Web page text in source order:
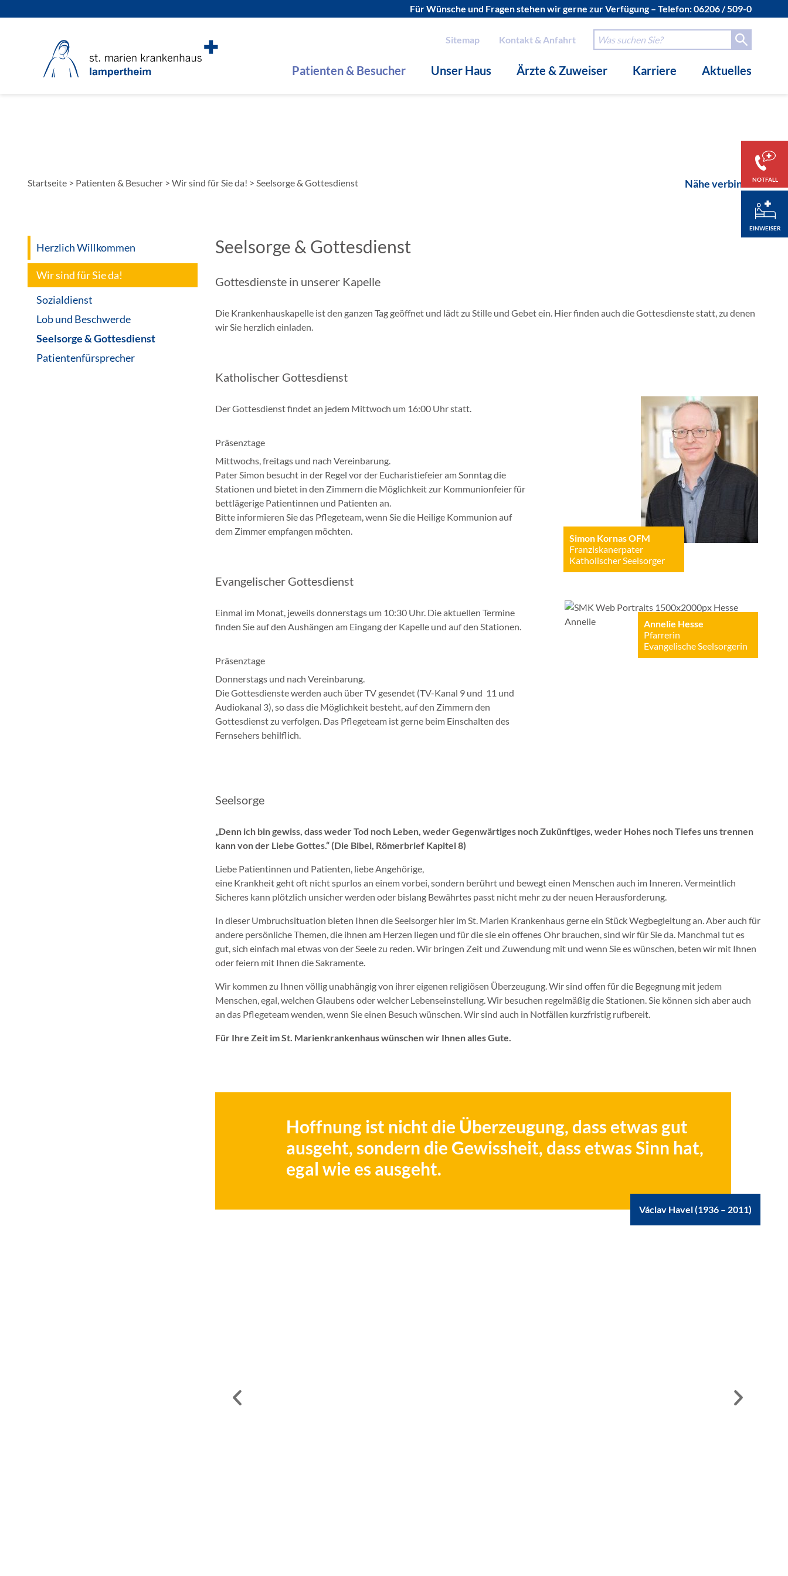
Für Wünsche und Fragen stehen wir gerne zur Verfügung – Telefon:06206 / 509-0
Sitemap Kontakt & Anfahrt
Patienten & Besucher Unser Haus Ärzte & Zuweiser Karriere Aktuelles
Startseite > Patienten & Besucher > Wir sind für Sie da! > Seelsorge & Gottesdienst Nähe verbindet.
Herzlich Willkommen
Wir sind für Sie da!
Sozialdienst
Lob und Beschwerde
Seelsorge & Gottesdienst
Patientenfürsprecher
Seelsorge & Gottesdienst
Gottesdienste in unserer Kapelle
Die Krankenhauskapelle ist den ganzen Tag geöffnet und lädt zu Stille und Gebet ein. Hier finden auch die Gottesdienste statt, zu denen
wir Sie herzlich einladen.
Katholischer Gottesdienst
Der Gottesdienst findet an jedem Mittwoch um 16:00 Uhr statt.
Präsenztage
Mittwochs, freitags und nach Vereinbarung.
Pater Simon besucht in der Regel vor der Eucharistiefeier am Sonntag die
Stationen und bietet in den Zimmern die Möglichkeit zur Kommunionfeier für
bettlägerige Patientinnen und Patienten an.
Bitte informieren Sie das Pflegeteam, wenn Sie die Heilige Kommunion auf
dem Zimmer empfangen möchten.
Simon Kornas OFM
Franziskanerpater
Katholischer Seelsorger
Evangelischer Gottesdienst
Einmal im Monat, jeweils donnerstags um 10:30 Uhr. Die aktuellen Termine
finden Sie auf den Aushängen am Eingang der Kapelle und auf den Stationen.
Präsenztage
Donnerstags und nach Vereinbarung.
Die Gottesdienste werden auch über TV gesendet (TV-Kanal 9 und 11 und
Audiokanal 3), so dass die Möglichkeit besteht, auf den Zimmern den
Gottesdienst zu verfolgen. Das Pflegeteam ist gerne beim Einschalten des
Fernsehers behilflich.
Annelie Hesse
Pfarrerin
Evangelische Seelsorgerin
Seelsorge
„Denn ich bin gewiss, dass weder Tod noch Leben, weder Gegenwärtiges noch Zukünftiges, weder Hohes noch Tiefes uns trennen
kann von der Liebe Gottes.“ (Die Bibel, Römerbrief Kapitel 8)
Liebe Patientinnen und Patienten, liebe Angehörige,
eine Krankheit geht oft nicht spurlos an einem vorbei, sondern berührt und bewegt einen Menschen auch im Inneren. Vermeintlich
Sicheres kann plötzlich unsicher werden oder bislang Bewährtes passt nicht mehr zu der neuen Herausforderung.
In dieser Umbruchsituation bieten Ihnen die Seelsorger hier im St. Marien Krankenhaus gerne ein Stück Wegbegleitung an. Aber auch für
andere persönliche Themen, die ihnen am Herzen liegen und für die sie ein offenes Ohr brauchen, sind wir für Sie da. Manchmal tut es
gut, sich einfach mal etwas von der Seele zu reden. Wir bringen Zeit und Zuwendung mit und wenn Sie es wünschen, beten wir mit Ihnen
oder feiern mit Ihnen die Sakramente.
Wir kommen zu Ihnen völlig unabhängig von ihrer eigenen religiösen Überzeugung. Wir sind offen für die Begegnung mit jedem
Menschen, egal, welchen Glaubens oder welcher Lebenseinstellung. Wir besuchen regelmäßig die Stationen. Sie können sich aber auch
an das Pflegeteam wenden, wenn Sie einen Besuch wünschen. Wir sind auch in Notfällen kurzfristig rufbereit.
Für Ihre Zeit im St. Marienkrankenhaus wünschen wir Ihnen alles Gute.
Hoffnung ist nicht die Überzeugung, dass etwas gut
ausgeht, sondern die Gewissheit, dass etwas Sinn hat,
egal wie es ausgeht.
Václav Havel (1936 – 2011)
NOTFALL
EINWEISER